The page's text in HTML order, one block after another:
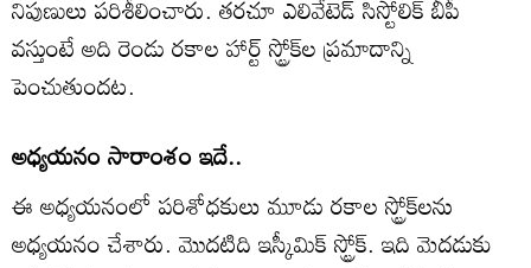
వస్తుంటే అది రెండు రకాల హార్ట్ స్ట్రోక్‌ల ప్రమాదాన్ని
పెంచుతుందట.
అధ్యయనం సారాంశం ఇదే..
ఈ అధ్యయనంలో పరిశోధకులు మూడు రకాల స్ట్రోక్‌లను
అధ్యయనం చేశారు. మొదటిది ఇస్కీమిక్ స్ట్రోక్. ఇది మెదడుకు